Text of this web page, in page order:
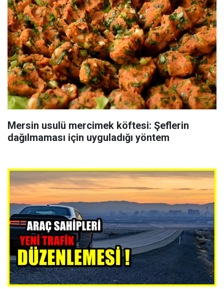
Mersin usulü mercimek köftesi: Şeflerin
dağılmaması için uyguladığı yöntem